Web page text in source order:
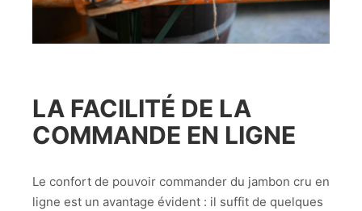
LA FACILITÉ DE LA
COMMANDE EN LIGNE
Le confort de pouvoir commander du jambon cru en
ligne est un avantage évident : il suffit de quelques